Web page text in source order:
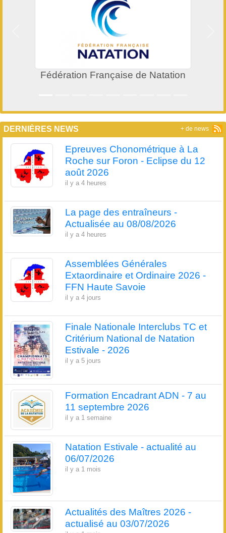
Fédération Française de Natation
DERNIÈRES NEWS
Epreuves Chonométrique à La
Roche sur Foron - Eclipse du 12
août 2026
il y a 4 heures
La page des entraîneurs -
Actualisée au 08/08/2026
il y a 4 heures
Assemblées Générales
Extaordinaire et Ordinaire 2026 -
FFN Haute Savoie
il y a 4 jours
Finale Nationale Interclubs TC et
Critérium National de Natation
Estivale - 2026
il y a 5 jours
Formation Encadrant ADN - 7 au
11 septembre 2026
il y a 1 semaine
Natation Estivale - actualité au
06/07/2026
il y a 1 mois
Actualités des Maîtres 2026 -
actualisé au 03/07/2026
+ de news